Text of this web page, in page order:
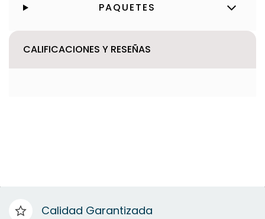
PAQUETES
CALIFICACIONES Y RESEÑAS
Calidad Garantizada